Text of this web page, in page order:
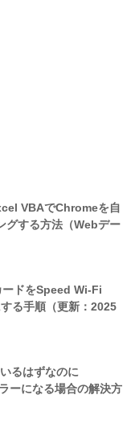
VBAでChromeを自
グする方法（Webデー
ードをSpeed Wi-Fi
る手順（更新：2025
るはずなのに
ーになる場合の解決方